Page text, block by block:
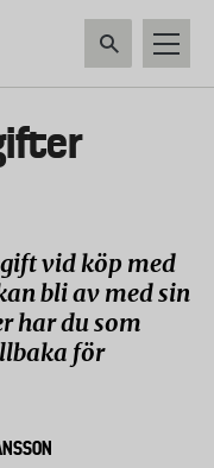
vid köp med
bli av med sin
har du som
för